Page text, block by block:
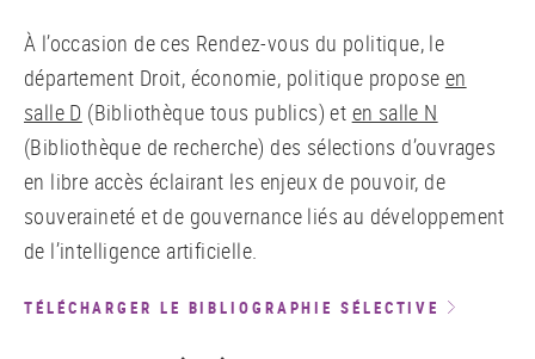
À l’occasion de ces Rendez-vous du politique, le
département Droit, économie, politique propose en
salle D (Bibliothèque tous publics) et en salle N
(Bibliothèque de recherche) des sélections d’ouvrages
en libre accès éclairant les enjeux de pouvoir, de
souveraineté et de gouvernance liés au développement
de l’intelligence artificielle.
TÉLÉCHARGER LE BIBLIOGRAPHIE SÉLECTIVE